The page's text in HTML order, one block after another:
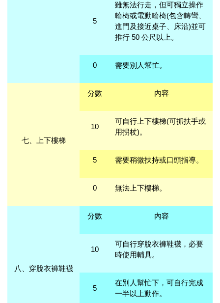
5
雖無法行走，但可獨立操作
輪椅或電動輪椅(包含轉彎、
進門及接近桌子、床沿)並可
推行 50 公尺以上。
0 需要別人幫忙。
七、上下樓梯
分數 內容
10
可自行上下樓梯(可抓扶手或
用拐杖)。
5 需要稍微扶持或口頭指導。
0 無法上下樓梯。
八、穿脫衣褲鞋襪
分數 內容
10
可自行穿脫衣褲鞋襪，必要
時使用輔具。
5
在別人幫忙下，可自行完成
一半以上動作。